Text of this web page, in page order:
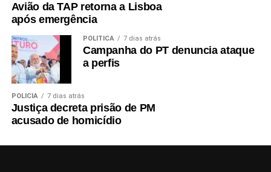
Avião da TAP retorna a Lisboa
após emergência
POLÍTICA 7 dias atrás
Campanha do PT denuncia ataque
a perfis
POLÍCIA 7 dias atrás
Justiça decreta prisão de PM
acusado de homicídio